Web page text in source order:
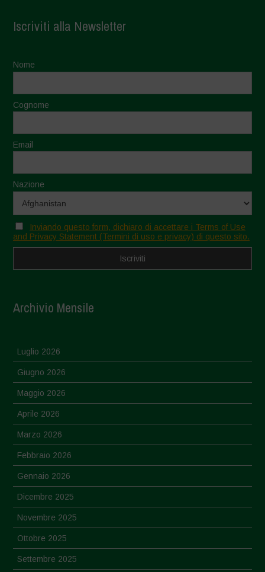
Iscriviti alla Newsletter
Nome
Cognome
Email
Nazione
Inviando questo form, dichiaro di accettare i Terms of Use
and Privacy Statement (Termini di uso e privacy) di questo sito.
Archivio Mensile
Luglio 2026
Giugno 2026
Maggio 2026
Aprile 2026
Marzo 2026
Febbraio 2026
Gennaio 2026
Dicembre 2025
Novembre 2025
Ottobre 2025
Settembre 2025